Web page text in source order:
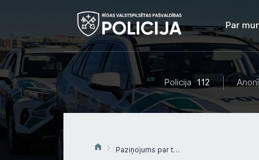
Par
Policija 112
Paziņojums par tirgus izpēti Nr. 3 “Par piekaramā laivas dzinēja iegādi”